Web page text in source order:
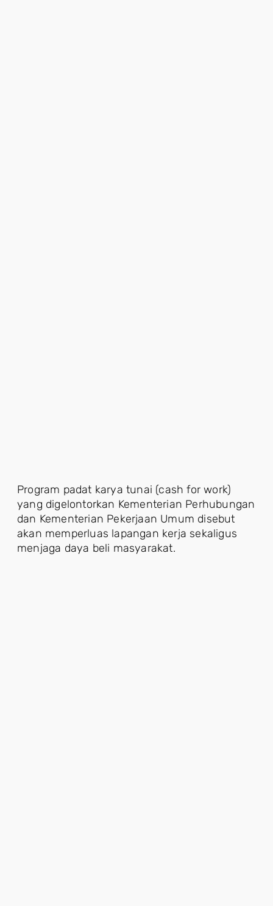
Program padat karya tunai (cash for work)
yang digelontorkan Kementerian Perhubungan
dan Kementerian Pekerjaan Umum disebut
akan memperluas lapangan kerja sekaligus
menjaga daya beli masyarakat.